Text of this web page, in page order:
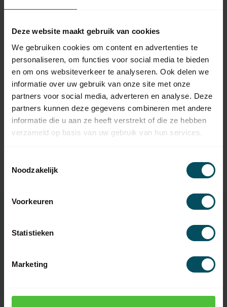
Deze website maakt gebruik van cookies
We gebruiken cookies om content en advertenties te
personaliseren, om functies voor social media te bieden
en om ons websiteverkeer te analyseren. Ook delen we
informatie over uw gebruik van onze site met onze
partners voor social media, adverteren en analyse. Deze
partners kunnen deze gegevens combineren met andere
informatie die u aan ze heeft verstrekt of die ze hebben
verzameld op basis van uw gebruik van hun services.
Noodzakelijk
Voorkeuren
Statistieken
Marketing
Huismerk Garagedeur
Op voorraad
Hörmann Originele
torsieveer voor Hörmann
garagedeuren
Op voorraad
112,95
HÖRMANN
Op voorraad
Specificaties
Artikelnummer